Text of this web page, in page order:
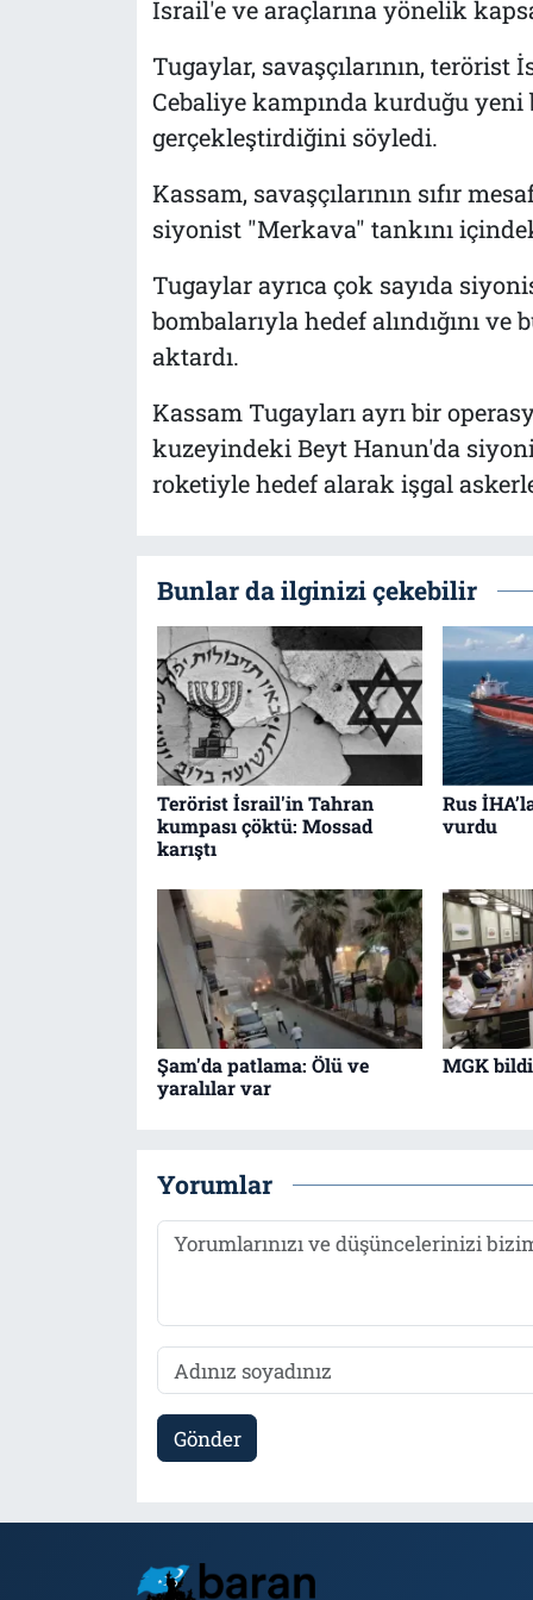
İsrail'e ve araçlarına yönelik
Tugaylar, savaşçılarının,
Cebaliye kampında kurduğu
gerçekleştirdiğini söyledi.
Kassam, savaşçılarının sıfır
siyonist "Merkava" tankını
Tugaylar ayrıca çok sayıda
bombalarıyla hedef alındığını ve
aktardı.
Kassam Tugayları ayrı bir
kuzeyindeki Beyt Hanun'da
roketiyle hedef alarak işgal
Bunlar da ilginizi çekebilir
Terörist İsrail'in Tahran
kumpası çöktü: Mossad
karıştı
Rus
vurdu
Şam'da patlama: Ölü ve
yaralılar var
MGK
Yorumlar
Gönder